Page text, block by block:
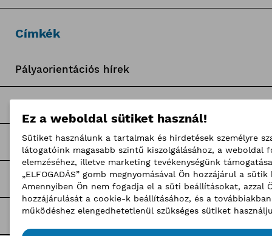
Címkék
Pályaorientációs hírek
Nagy Elek cikkek
Kerületi pályázatok
Pályázatfigyelő
Ez a weboldal sütiket használ!
Sütiket használunk a tartalmak és hirdetések személyre
látogatóink magasabb szintű kiszolgálásához, a weboldal
elemzéséhez, illetve marketing tevékenységünk
„ELFOGADÁS” gomb megnyomásával Ön hozzájárul a
Amennyiben Ön nem fogadja el a süti beállításokat, azzal
hozzájárulását a cookie-k beállításához, és a
működéshez elengedhetetlenül szükséges sütiket